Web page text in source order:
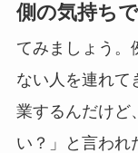
側の気持ちで
てみましょう。
ない人を連れて
業するんだけど
い？」と言われ